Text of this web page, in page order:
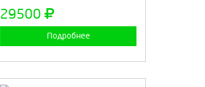
29500
Подробнее